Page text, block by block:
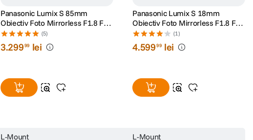
Panasonic Lumix S 85mm
Obiectiv Foto Mirrorless F1.8 Full
Frame Montura L
(5)
3.29999 lei
Panasonic Lumix S 18mm
Obiectiv Foto Mirrorless F1.8 Full
Frame Montura L
(1)
4.59999 lei
L-Mount L-Mount